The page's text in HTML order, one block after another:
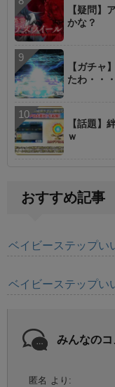
【疑問】
かな？
【ガチャ
たわ・・
【話題】
ｗ
おすすめ記事
ベイビーステップい
ベイビーステップい
みんなのコ
匿名 より: